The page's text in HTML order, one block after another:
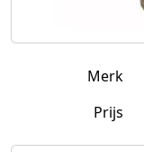
Merk
Prijs